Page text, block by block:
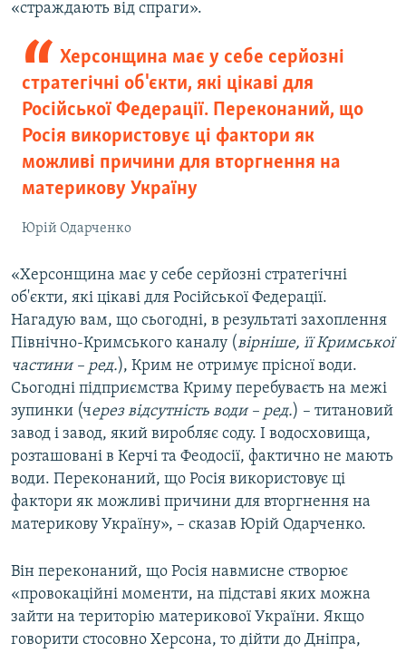
«страждають від спраги».
Херсонщина має у себе серйозні
стратегічні об'єкти, які цікаві для
Російської Федерації. Переконаний, що
Росія використовує ці фактори як
можливі причини для вторгнення на
материкову Україну
Юрій Одарченко
«Херсонщина має у себе серйозні стратегічні
об'єкти, які цікаві для Російської Федерації.
Нагадую вам, що сьогодні, в результаті захоплення
Північно-Кримського каналу (вірніше, її Кримської
частини – ред.), Крим не отримує прісної води.
Сьогодні підприємства Криму перебуваєть на межі
зупинки (через відсутність води – ред.) – титановий
завод і завод, який виробляє соду. І водосховища,
розташовані в Керчі та Феодосії, фактично не мають
води. Переконаний, що Росія використовує ці
фактори як можливі причини для вторгнення на
материкову Україну», – сказав Юрій Одарченко.
Він переконаний, що Росія навмисне створює
«провокаційні моменти, на підставі яких можна
зайти на територію материкової України. Якщо
говорити стосовно Херсона, то дійти до Дніпра,